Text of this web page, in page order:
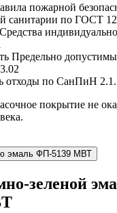
пожарной
санитарии по ГОСТ
Предельно
отходы по СанПиН
покрытие не
эмаль ФП-5139 МВТ
зеленой